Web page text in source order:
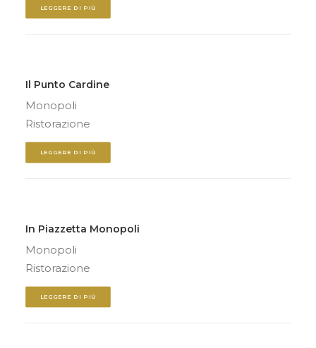
LEGGERE DI PIÙ
Il Punto Cardine
Monopoli
Ristorazione
LEGGERE DI PIÙ
In Piazzetta Monopoli
Monopoli
Ristorazione
LEGGERE DI PIÙ